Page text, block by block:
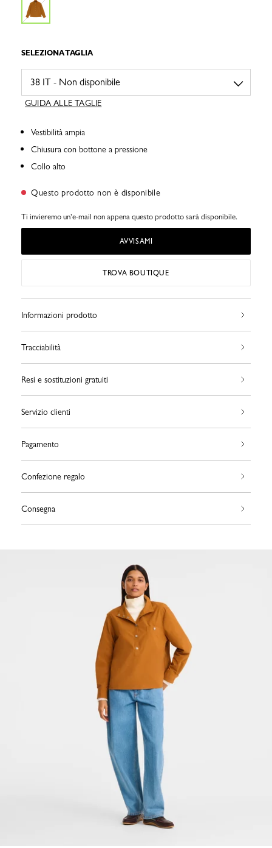
SELEZIONA TAGLIA
GUIDA ALLE TAGLIE
Vestibilità ampia
Chiusura con bottone a pressione
Collo alto
Questo prodotto non è disponibile
Ti invieremo un'e-mail non appena questo prodotto sarà disponibile.
AVVISAMI
TROVA BOUTIQUE
Informazioni prodotto
Tracciabilità
Resi e sostituzioni gratuiti
Servizio clienti
Pagamento
Confezione regalo
Consegna